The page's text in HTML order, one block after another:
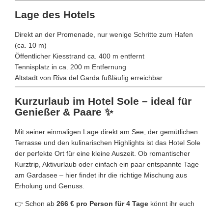
Lage des Hotels
Direkt an der Promenade, nur wenige Schritte zum Hafen
(ca. 10 m)
Öffentlicher Kiesstrand ca. 400 m entfernt
Tennisplatz in ca. 200 m Entfernung
Altstadt von Riva del Garda fußläufig erreichbar
Kurzurlaub im Hotel Sole – ideal für
Genießer & Paare ✨
Mit seiner einmaligen Lage direkt am See, der gemütlichen
Terrasse und den kulinarischen Highlights ist das Hotel Sole
der perfekte Ort für eine kleine Auszeit. Ob romantischer
Kurztrip, Aktivurlaub oder einfach ein paar entspannte Tage
am Gardasee – hier findet ihr die richtige Mischung aus
Erholung und Genuss.
👉 Schon ab 266 € pro Person für 4 Tage könnt ihr euch